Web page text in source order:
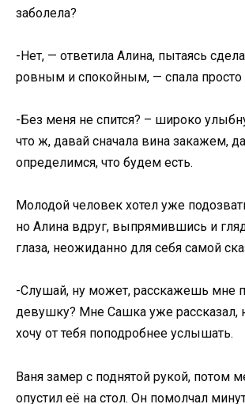
заболела?
-Нет, — ответила Алина, пытаясь
ровным и спокойным, — спала просто
-Без меня не спится? – широко
что ж, давай сначала вина закажем,
определимся, что будем есть.
Молодой человек хотел уже
но Алина вдруг, выпрямившись и
глаза, неожиданно для себя самой
-Слушай, ну может, расскажешь мне
девушку? Мне Сашка уже рассказал,
хочу от тебя поподробнее услышать.
Ваня замер с поднятой рукой, потом
опустил её на стол. Он помолчал